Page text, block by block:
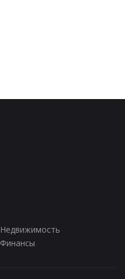
Недвижимость
Финансы